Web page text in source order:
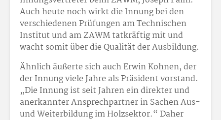
Auch heute noch wirkt die Innung bei den
verschiedenen Prüfungen am Technischen
Institut und am ZAWM tatkräftig mit und
wacht somit über die Qualität der Ausbildung.
Ähnlich äußerte sich auch Erwin Kohnen, der
der Innung viele Jahre als Präsident vorstand.
„Die Innung ist seit Jahren ein direkter und
anerkannter Ansprechpartner in Sachen Aus-
und Weiterbildung im Holzsektor.“ Daher